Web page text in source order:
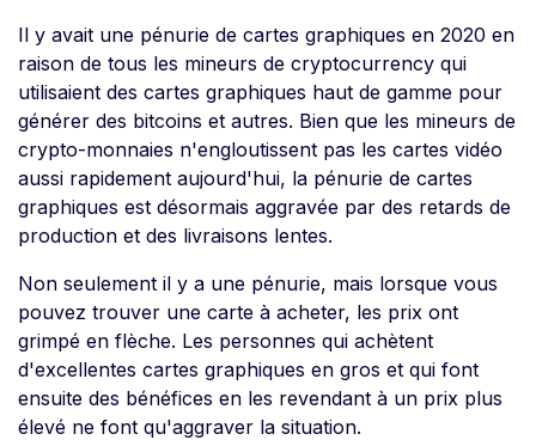
Il y avait une pénurie de cartes graphiques en 2020 en
raison de tous les mineurs de cryptocurrency qui
utilisaient des cartes graphiques haut de gamme pour
générer des bitcoins et autres. Bien que les mineurs de
crypto-monnaies n'engloutissent pas les cartes vidéo
aussi rapidement aujourd'hui, la pénurie de cartes
graphiques est désormais aggravée par des retards de
production et des livraisons lentes.
Non seulement il y a une pénurie, mais lorsque vous
pouvez trouver une carte à acheter, les prix ont
grimpé en flèche. Les personnes qui achètent
d'excellentes cartes graphiques en gros et qui font
ensuite des bénéfices en les revendant à un prix plus
élevé ne font qu'aggraver la situation.